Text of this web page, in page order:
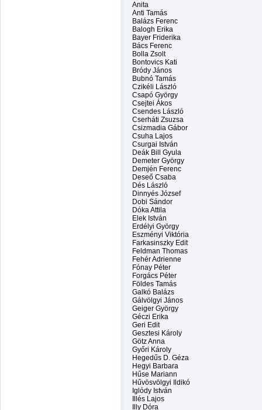
Anita
Anti Tamás
Balázs Ferenc
Balogh Erika
Bayer Friderika
Bács Ferenc
Bolla Zsolt
Bontovics Kati
Bródy János
Bubnó Tamás
Czikéli László
Csapó György
Csejtei Ákos
Csendes László
Cserháti Zsuzsa
Csizmadia Gábor
Csuha Lajos
Csurgai István
Deák Bill Gyula
Demeter György
Demjén Ferenc
Deseő Csaba
Dés László
Dinnyés József
Dobi Sándor
Dóka Attila
Elek István
Erdélyi György
Eszményi Viktória
Farkasinszky Edit
Feldman Thomas
Fehér Adrienne
Fónay Péter
Forgács Péter
Földes Tamás
Galkó Balázs
Gálvölgyi János
Geiger György
Géczi Erika
Geri Edit
Gesztesi Károly
Götz Anna
Győri Károly
Hegedűs D. Géza
Hegyi Barbara
Hűse Mariann
Hűvösvölgyi Ildikó
Iglódy István
Illés Lajos
Illy Dóra